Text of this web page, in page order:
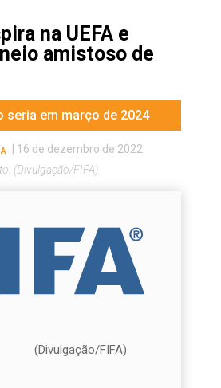
na UEFA e
amistoso de
seria em março de 2024
16 de dezembro de 2022
(Divulgação/FIFA)
FIFA)